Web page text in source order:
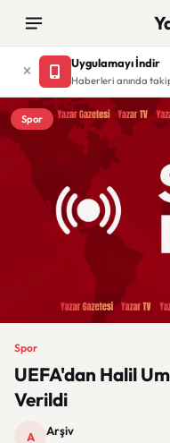
Uygulamayı İndir
Haberleri anında
Spor
Spor
UEFA'dan Halil
Verildi
A Arşiv